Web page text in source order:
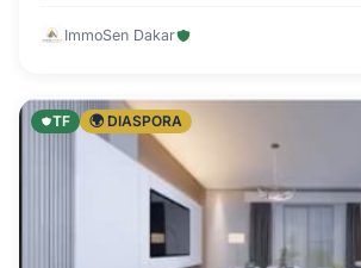
ImmoSen Dakar
TF 🌍 DIASPORA